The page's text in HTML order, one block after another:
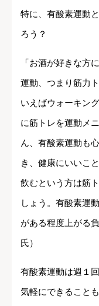
特に、有酸素運動
ろう？
「お酒が好きな方
運動、つまり筋力
いえばウォーキン
に筋トレを運動メ
ん、有酸素運動も
き、健康にいいこ
飲むという方は筋
しょう。有酸素運
がある程度上がる
氏）
有酸素運動は週１
気軽にできること